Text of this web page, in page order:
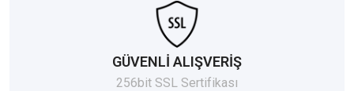
GÜVENLİ ALIŞVERİŞ
256bit SSL Sertifikası